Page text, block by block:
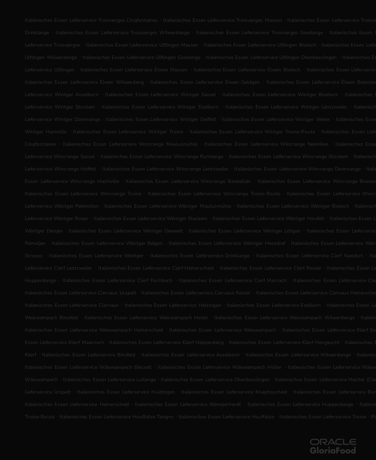
Italienisches Essen Lieferservice Troisvierges Cinqfontaines . Italienisches Essen Lieferservice Troisvierges Massen . Italienisches Essen Lieferservice
Drinklange . Italienisches Essen Lieferservice Troisvierges Wilwerdange . Italienisches Essen Lieferservice Troisvierges Goedange . Italienisches Essen
Lieferservice Troisvierges . Italienisches Essen Lieferservice Ulflingen Massen . Italienisches Essen Lieferservice Ulflingen Biwisch . Italienisches Essen
Ulflingen Wilwerdange . Italienisches Essen Lieferservice Ulflingen Goedange . Italienisches Essen Lieferservice Ulflingen Oberbesslingen . Italienisches
Lieferservice Ulflingen . Italienisches Essen Lieferservice Ëlwen Massen . Italienisches Essen Lieferservice Ëlwen Biwisch . Italienisches Essen
Italienisches Essen Lieferservice Ëlwen Wilwerdang . Italienisches Essen Lieferservice Ëlwen Geldgen . Italienisches Essen Lieferservice Ëlwen
Lieferservice Wintger Asselborn
. Italienisches Essen Lieferservice Wintger Sassel . Italienisches Essen Lieferservice Wintger Boxhorn . Italienisches
Lieferservice Wintger Stockem
. Italienisches Essen Lieferservice Wintger Eselborn . Italienisches Essen Lieferservice Wintger Lentzweiler .
Lieferservice Wintger Doennange . Italienisches Essen Lieferservice Wintger Deiffelt . Italienisches Essen Lieferservice Wintger Weiler . Italienisches
Wintger Hamiville . Italienisches Essen Lieferservice Wintger Troine . Italienisches Essen Lieferservice Wintger Troine-Route . Italienisches Essen
Cinqfontaines
. Italienisches Essen Lieferservice Wincrange Maulusmühle . Italienisches Essen Lieferservice Wincrange Neimillen . Italienisches
Lieferservice Wincrange Sassel . Italienisches Essen Lieferservice Wincrange Rumlange . Italienisches Essen Lieferservice Wincrange Stockem .
Lieferservice Wincrange Hoffelt . Italienisches Essen Lieferservice Wincrange Lentzweiler . Italienisches Essen Lieferservice Wincrange Doennange .
Essen Lieferservice Wincrange Hachiville . Italienisches Essen Lieferservice Wincrange Basbellain . Italienisches Essen Lieferservice Wincrange
Italienisches Essen Lieferservice Wincrange Troine . Italienisches Essen Lieferservice Wincrange Troine-Route . Italienisches Essen Lieferservice
Lieferservice Wëntger Pafemillen . Italienisches Essen Lieferservice Wëntger Maulusmühle . Italienisches Essen Lieferservice Wëntger Biwisch .
Lieferservice Wëntger Boxer . Italienisches Essen Lieferservice Wëntger Stackem . Italienisches Essen Lieferservice Wëntger Houfelt . Italienisches Essen
Wëntger Dienjen . Italienisches Essen Lieferservice Wëntger Deewelt . Italienisches Essen Lieferservice Wëntger Lëllgen . Italienisches Essen
Rëmeljen . Italienisches Essen Lieferservice Wëntger Béigen . Italienisches Essen Lieferservice Wëntger Heesdref . Italienisches Essen Lieferservice
Strooss . Italienisches Essen Lieferservice Wëntger . Italienisches Essen Lieferservice Drinklange . Italienisches Essen Lieferservice Clerf Kaesfurt .
Lieferservice Clerf Lentzweiler . Italienisches Essen Lieferservice Clerf Heinerscheid . Italienisches Essen Lieferservice Clerf Reuler . Italienisches Essen
Hupperdange . Italienisches Essen Lieferservice Clerf Fischbach . Italienisches Essen Lieferservice Clerf Marnach . Italienisches Essen Lieferservice
Italienisches Essen Lieferservice Clervaux Urspelt . Italienisches Essen Lieferservice Clervaux Reuler . Italienisches Essen Lieferservice Clervaux
Italienisches Essen Lieferservice Clervaux . Italienisches Essen Lieferservice Helzingen . Italienisches Essen Lieferservice Eselborn . Italienisches Essen
Weiswampach Binsfeld
. Italienisches Essen Lieferservice Weiswampach Holler . Italienisches Essen Lieferservice Weiswampach Wilwerdange .
Italienisches Essen Lieferservice Weiswampach Heinerscheid . Italienisches Essen Lieferservice Weiswampach . Italienisches Essen Lieferservice Klierf
Essen Lieferservice Klierf Maarnech . Italienisches Essen Lieferservice Klierf Hëpperdang . Italienisches Essen Lieferservice Klierf Hengescht . Italienisches
Klierf . Italienisches Essen Lieferservice Binsfeld . Italienisches Essen Lieferservice Asselborn . Italienisches Essen Lieferservice Wilwerdange .
Italienisches Essen Lieferservice Wäiswampech Bënzelt . Italienisches Essen Lieferservice Wäiswampech Holler . Italienisches Essen Lieferservice
Wäiswampech . Italienisches Essen Lieferservice Lullange . Italienisches Essen Lieferservice Oberbesslingen . Italienisches Essen Lieferservice Mecher
Lieferservice Urspelt . Italienisches Essen Lieferservice Huldingen . Italienisches Essen Lieferservice Knaphoscheid . Italienisches Essen Lieferservice
Italienisches Essen Lieferservice Heinerscheid . Italienisches Essen Lieferservice Wemperhardt . Italienisches Essen Lieferservice Hupperdange .
Troine-Route . Italienisches Essen Lieferservice Houffalize Tavigny . Italienisches Essen Lieferservice Houffalize . Italienisches Essen Lieferservice Troine .